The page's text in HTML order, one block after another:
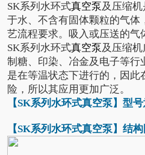
SK系列水环式真空泵及压缩
于水、不含有固体颗粒的气
艺流程要求。吸入或压送的气
SK系列水环式真空泵及压缩
制糖、印染、冶金及电子等
是在等温状态下进行的，因
险，所以其应用更加广泛。
【SK系列 水环式真空泵】型
【SK系列 水环式真空泵】结